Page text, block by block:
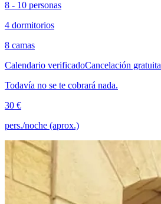
8 - 10 personas
4 dormitorios
8 camas
Calendario verificadoCancelación gratuita
Todavía no se te cobrará nada.
30 €
pers./noche (aprox.)